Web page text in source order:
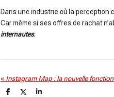
Dans une industrie où la perception
Car même si ses offres de rachat
internautes.
«
P P P